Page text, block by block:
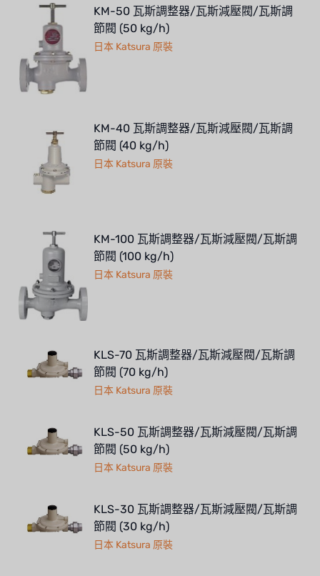
KM-50 瓦斯調整器/瓦斯減壓閥/瓦斯調
節閥 (50 kg/h)
日本 Katsura 原裝
KM-40 瓦斯調整器/瓦斯減壓閥/瓦斯調
節閥 (40 kg/h)
日本 Katsura 原裝
KM-100 瓦斯調整器/瓦斯減壓閥/瓦斯調
節閥 (100 kg/h)
日本 Katsura 原裝
KLS-70 瓦斯調整器/瓦斯減壓閥/瓦斯調
節閥 (70 kg/h)
日本 Katsura 原裝
KLS-50 瓦斯調整器/瓦斯減壓閥/瓦斯調
節閥 (50 kg/h)
日本 Katsura 原裝
KLS-30 瓦斯調整器/瓦斯減壓閥/瓦斯調
節閥 (30 kg/h)
日本 Katsura 原裝